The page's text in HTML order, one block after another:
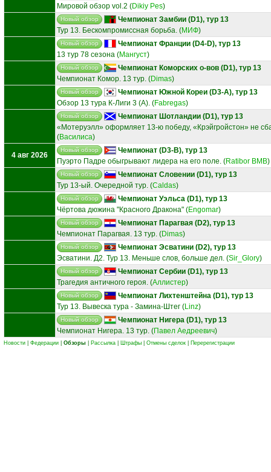
Мировой обзор vol.2 (Dikiy Pes)
Новый обзор
Чемпионат Замбии (D1), тур 13
Тур 13. Бескомпромиссная борьба. (МИФ)
Новый обзор
Чемпионат Франции (D4-D), тур 13
13 тур 78 сезона (Мангуст)
Новый обзор
Чемпионат Коморских о-вов (D1), тур 13
Чемпионат Комор. 13 тур. (Dimas)
Новый обзор
Чемпионат Южной Кореи (D3-A), тур 13
Обзор 13 тура К-Лиги 3 (А). (Fabregas)
Новый обзор
Чемпионат Шотландии (D1), тур 13
«Мотеруэлл» оформляет 13‑ю победу, «Крэйгройстон» не
(Василиса)
4 авг 2026
Новый обзор
Чемпионат (D3-B), тур 13
Пуэрто Падре обыгрывают лидера на его поле. (Ratibor BMB)
Новый обзор
Чемпионат Словении (D1), тур 13
Тур 13-ый. Очередной тур. (Caldas)
Новый обзор
Чемпионат Уэльса (D1), тур 13
Чёртова дюжина "Красного Дракона" (Engomar)
Новый обзор
Чемпионат Парагвая (D2), тур 13
Чемпионат Парагвая. 13 тур. (Dimas)
Новый обзор
Чемпионат Эсватини (D2), тур 13
Эсватини. Д2. Тур 13. Меньше слов, больше дел. (Sir_Glory)
Новый обзор
Чемпионат Сербии (D1), тур 13
Трагедия античного героя. (Аллистер)
Новый обзор
Чемпионат Лихтенштейна (D1), тур 13
Тур 13. Вывеска тура - Замина-Штег (Linz)
Новый обзор
Чемпионат Нигера (D1), тур 13
Чемпионат Нигера. 13 тур. (Павел Аедреевич)
Новости Федерации Обзоры Рассылка Штрафы Отмены сделок Перерегистрации